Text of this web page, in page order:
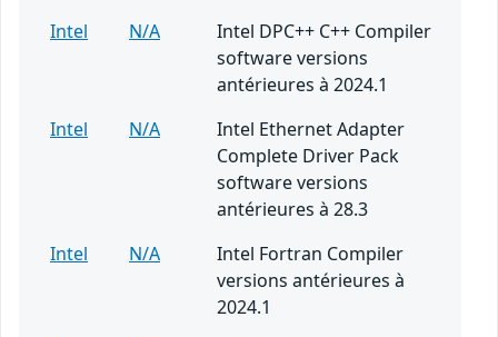
Intel
N/A
Intel DPC++ C++ Compiler
software versions
antérieures à 2024.1
Intel
N/A
Intel Ethernet Adapter
Complete Driver Pack
software versions
antérieures à 28.3
Intel
N/A
Intel Fortran Compiler
versions antérieures à
2024.1